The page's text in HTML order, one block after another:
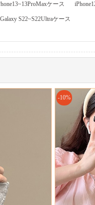
ケース
Galaxy S22~S22Ultraケース
-10%